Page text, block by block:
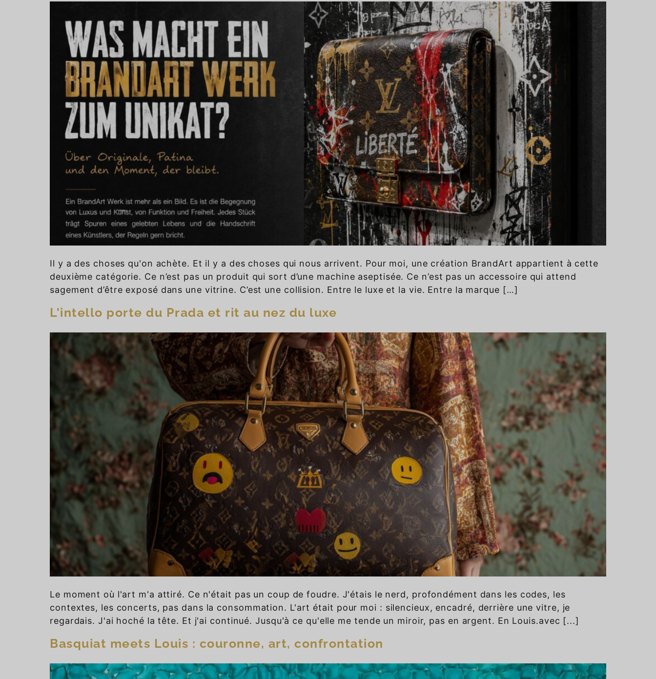
Il y a des choses qu'on achète. Et il y a des choses qui nous arrivent. Pour moi, une création BrandArt appartient à cette
deuxième catégorie. Ce n’est pas un produit qui sort d’une machine aseptisée. Ce n’est pas un accessoire qui attend
sagement d’être exposé dans une vitrine. C’est une collision. Entre le luxe et la vie. Entre la marque […]
L'intello porte du Prada et rit au nez du luxe
Le moment où l'art m'a attiré. Ce n'était pas un coup de foudre. J'étais le nerd, profondément dans les codes, les
contextes, les concerts, pas dans la consommation. L'art était pour moi : silencieux, encadré, derrière une vitre, je
regardais. J'ai hoché la tête. Et j'ai continué. Jusqu'à ce qu'elle me tende un miroir, pas en argent. En Louis.avec [...]
Basquiat meets Louis : couronne, art, confrontation